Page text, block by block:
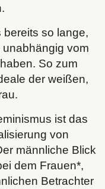
bereits so lange,
vom
So zum
der weißen,
ist das
von
männliche Blick
dem Frauen*,
Betrachter